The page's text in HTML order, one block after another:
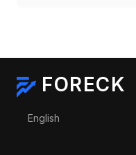
FORECK
Выберите язык
English